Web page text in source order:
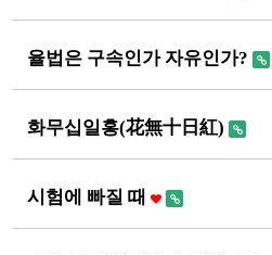
율법은 구속인가 자유인가?
화무십일홍(花無十日紅)
시험에 빠질 때